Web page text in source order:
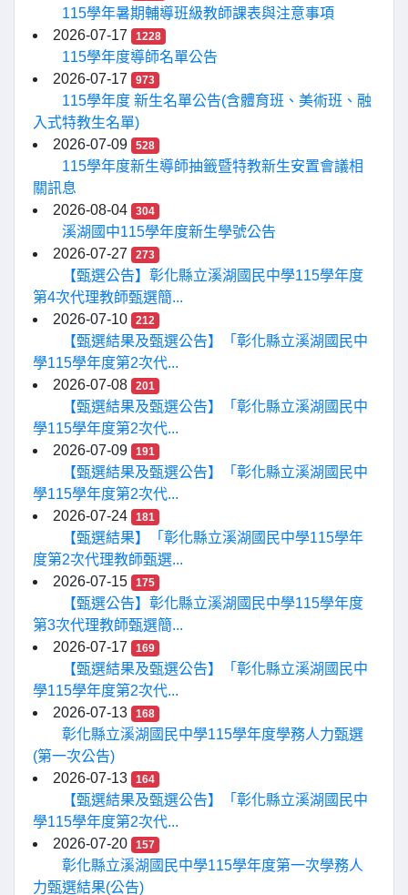
115學年暑期輔導班級教師課表與注意事項
2026-07-17
1228
115學年度導師名單公告
2026-07-17
973
115學年度 新生名單公告(含體育班、美術班、融
入式特教生名單)
2026-07-09
528
115學年度新生導師抽籤暨特教新生安置會議相
關訊息
2026-08-04
304
溪湖國中115學年度新生學號公告
2026-07-27
273
【甄選公告】彰化縣立溪湖國民中學115學年度
第4次代理教師甄選簡...
2026-07-10
212
【甄選結果及甄選公告】「彰化縣立溪湖國民中
學115學年度第2次代...
2026-07-08
201
【甄選結果及甄選公告】「彰化縣立溪湖國民中
學115學年度第2次代...
2026-07-09
191
【甄選結果及甄選公告】「彰化縣立溪湖國民中
學115學年度第2次代...
2026-07-24
181
【甄選結果】「彰化縣立溪湖國民中學115學年
度第2次代理教師甄選...
2026-07-15
175
【甄選公告】彰化縣立溪湖國民中學115學年度
第3次代理教師甄選簡...
2026-07-17
169
【甄選結果及甄選公告】「彰化縣立溪湖國民中
學115學年度第2次代...
2026-07-13
168
彰化縣立溪湖國民中學115學年度學務人力甄選
(第一次公告)
2026-07-13
164
【甄選結果及甄選公告】「彰化縣立溪湖國民中
學115學年度第2次代...
2026-07-20
157
彰化縣立溪湖國民中學115學年度第一次學務人
力甄選結果(公告)